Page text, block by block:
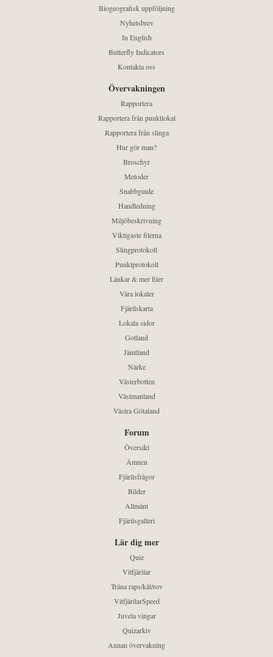
Biogeografisk uppföljning
Nyhetsbrev
In English
Butterfly Indicators
Kontakta oss
Övervakningen
Rapportera
Rapportera från punktlokal
Rapportera från slinga
Hur gör man?
Broschyr
Metoder
Snabbguide
Handledning
Miljöbeskrivning
Viktigaste filerna
Slingprotokoll
Punktprotokoll
Länkar & mer filer
Våra lokaler
Fjärilskarta
Lokala sidor
Gotland
Jämtland
Närke
Västerbotten
Västmanland
Västra Götaland
Forum
Översikt
Ämnen
Fjärilsfrågor
Bilder
Allmänt
Fjärilsgalleri
Lär dig mer
Quiz
Vitfjärilar
Träna raps/kål/rov
VitfjärilarSpeed
Juvela vingar
Quizarkiv
Annan övervakning